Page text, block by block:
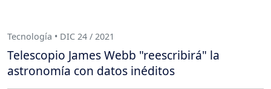
Tecnología • DIC 24 / 2021
Telescopio James Webb "reescribirá" la
astronomía con datos inéditos